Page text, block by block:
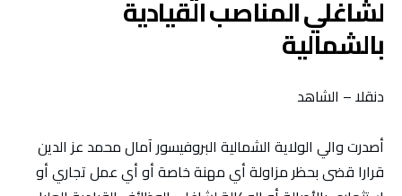
لشاغلي المناصب القيادية
بالشمالية
دنقلا – الشاهد
أصدرت والي الولاية الشمالية البروفيسور آمال محمد عز الدين
قرارا قضى بحظر مزاولة أي مهنة خاصة أو أي عمل تجاري أو